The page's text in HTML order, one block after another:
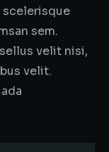
sem.
velit nisi,
velit.